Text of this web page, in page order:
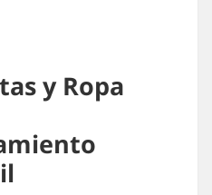
y Ropa